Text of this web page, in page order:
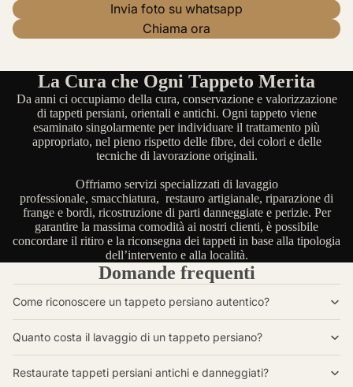
Invia foto su whatsapp
Chiama ora
La Cura che Ogni Tappeto Merita
Da anni ci occupiamo della cura, conservazione e valorizzazione
di tappeti persiani, orientali e antichi. Ogni tappeto viene
esaminato singolarmente per individuare il trattamento più
appropriato, nel pieno rispetto delle fibre, dei colori e delle
tecniche di lavorazione originali.
Offriamo servizi specializzati di lavaggio
professionale, smacchiatura, restauro artigianale, riparazione di
frange e bordi, ricostruzione di parti danneggiate e perizie. Per
garantire la massima comodità ai nostri clienti, è possibile
concordare il ritiro e la riconsegna dei tappeti in base alla tipologia
dell’intervento e alla località.
Domande frequenti
Come riconoscere un tappeto persiano autentico?
Quanto costa il lavaggio di un tappeto persiano?
Restaurate tappeti persiani antichi e danneggiati?